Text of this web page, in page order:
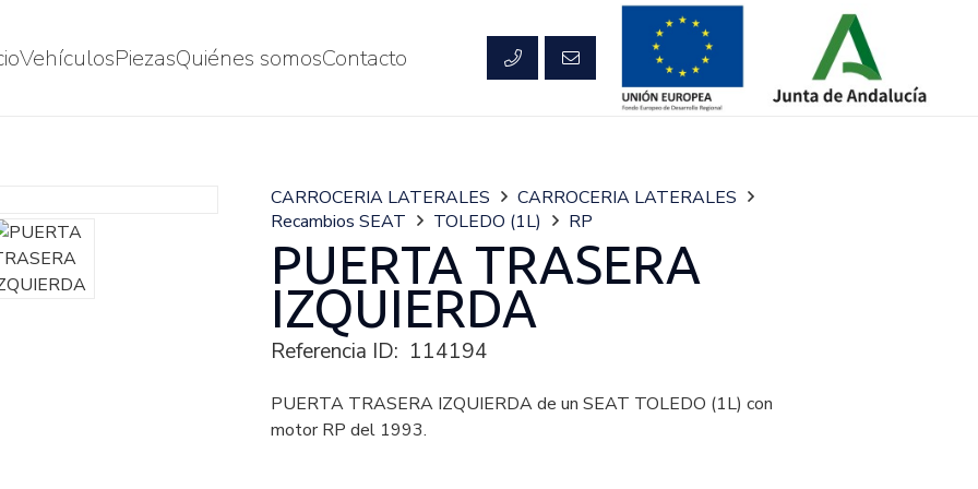
VehículosPiezasQuiénes somosContacto
CARROCERIA LATERALES
CARROCERIA LATERALES
Recambios SEAT
TOLEDO (1L) RP
PUERTA TRASERA
IZQUIERDA
Referencia ID: 114194
PUERTA TRASERA IZQUIERDA de un SEAT TOLEDO (1L) con
motor RP del 1993.